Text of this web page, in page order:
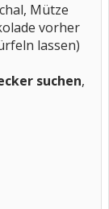
Mütze
vorher
lassen)
suchen,